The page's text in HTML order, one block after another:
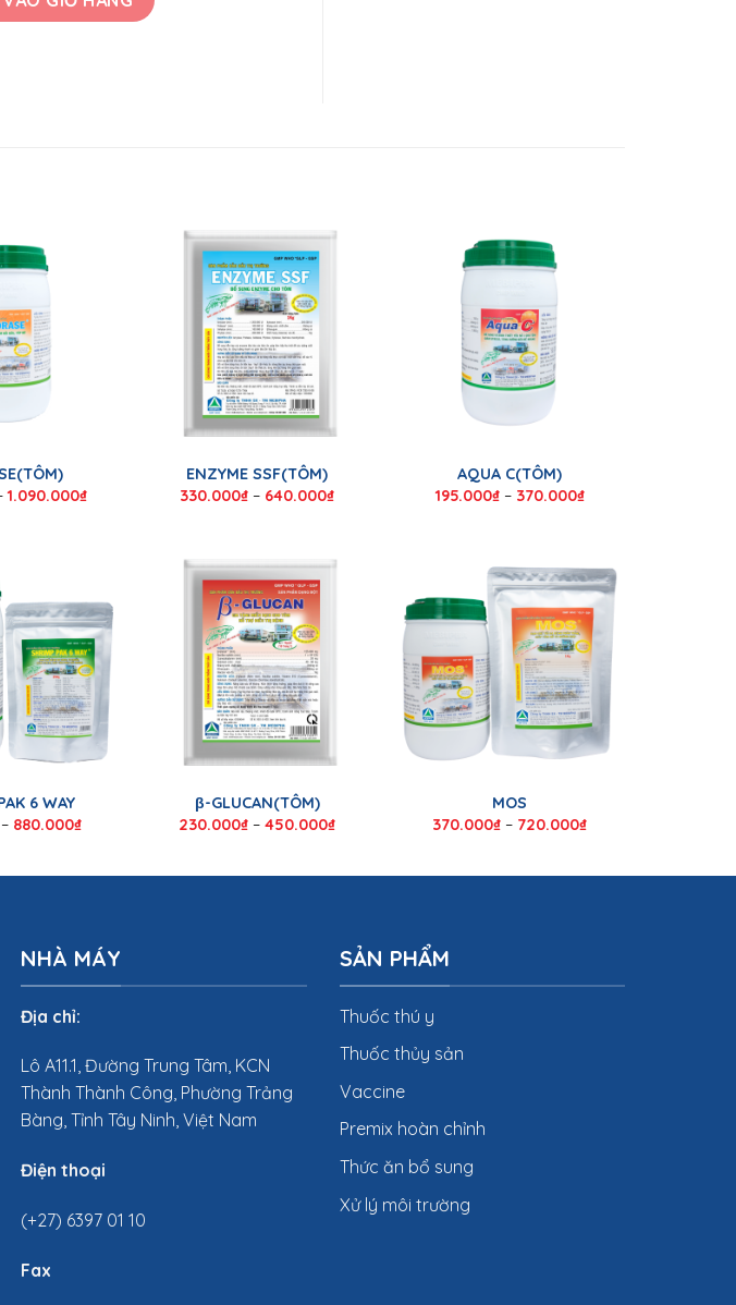
1.090.000₫
ENZYME SSF(TÔM)
330.000₫ – 640.000₫
AQUA C(TÔM)
195.000₫– 370.000₫
6 WAY
– 880.000₫
β-GLUCAN(TÔM)
230.000₫ – 450.000₫
MOS
370.000₫ – 720.000₫
NHÀ MÁY
Địa chỉ:
Lô A11.1, Đường Trung Tâm, KCN
Thành Thành Công, Phường Trảng
Bàng, Tỉnh Tây Ninh, Việt Nam
Điện thoại
(+27) 6397 01 10
Fax
SẢN PHẨM
Thuốc thú y
Thuốc thủy sản
Vaccine
Premix hoàn chỉnh
Thức ăn bổ sung
Xử lý môi trường